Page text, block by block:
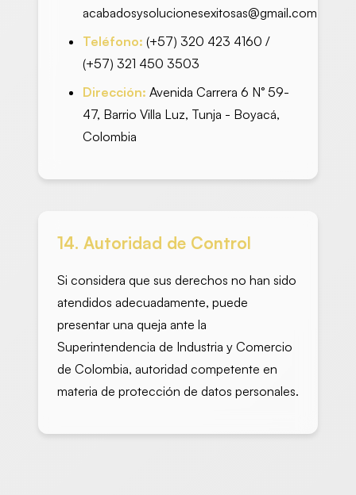
acabadosysolucionesexitosas@gmail.com
Teléfono: (+57) 320 423 4160 /
(+57) 321 450 3503
Dirección: Avenida Carrera 6 N° 59-
47, Barrio Villa Luz, Tunja - Boyacá,
Colombia
14. Autoridad de Control
Si considera que sus derechos no han sido
atendidos adecuadamente, puede
presentar una queja ante la
Superintendencia de Industria y Comercio
de Colombia, autoridad competente en
materia de protección de datos personales.